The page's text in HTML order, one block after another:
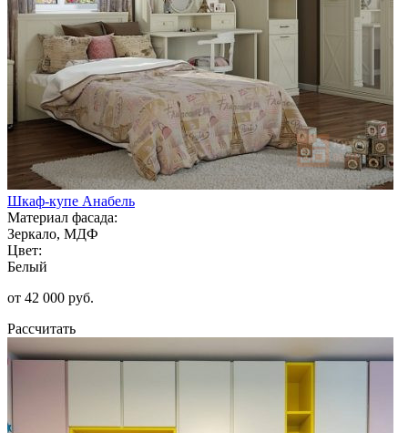
Шкаф-купе Анабель
Материал фасада:
Зеркало, МДФ
Цвет:
Белый
от 42 000 руб.
Рассчитать